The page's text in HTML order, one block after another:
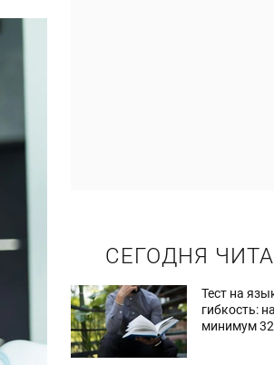
СЕГОДНЯ
Тест на
гибкость:
минимум